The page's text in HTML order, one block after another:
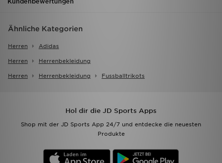
Ähnliche Kategorien
Herren Adidas
Herren Herrenbekleidung
Herren Herrenbekleidung Fussballtrikots
Hol dir die JD Sports Apps
Shop mit der JD Sports App 24/7 und entdecke die neuesten
Produkte